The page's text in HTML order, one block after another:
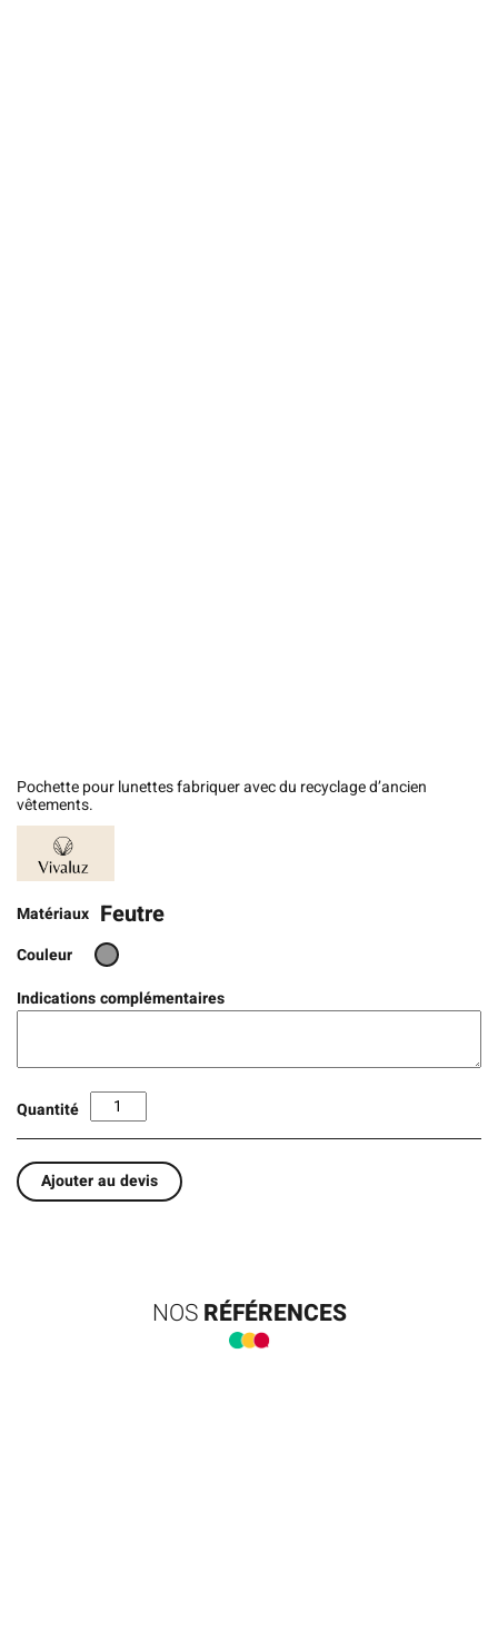
Pochette pour lunettes fabriquer avec du recyclage d’ancien
vêtements.
Matériaux Feutre
Couleur
Indications complémentaires
Quantité
Ajouter au devis
NOSRÉFÉRENCES